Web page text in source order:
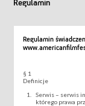
Regulamin
Regulamin
§ 1
Definicje
Serwis – serwis
którego prawa